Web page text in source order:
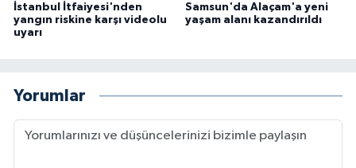
İstanbul İtfaiyesi'nden
yangın riskine karşı videolu
uyarı
Samsun'da Alaçam'a yeni
yaşam alanı kazandırıldı
Yorumlar